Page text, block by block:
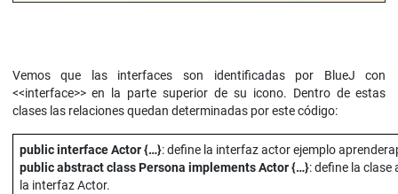
Vemos que las interfaces son identificadas por BlueJ con
<<interface>> en la parte superior de su icono. Dentro de estas
clases las relaciones quedan determinadas por este código:
public interface Actor {…}: define la interfaz actor ejemplo
public abstract class Persona implements Actor {…}: define la
la interfaz Actor.